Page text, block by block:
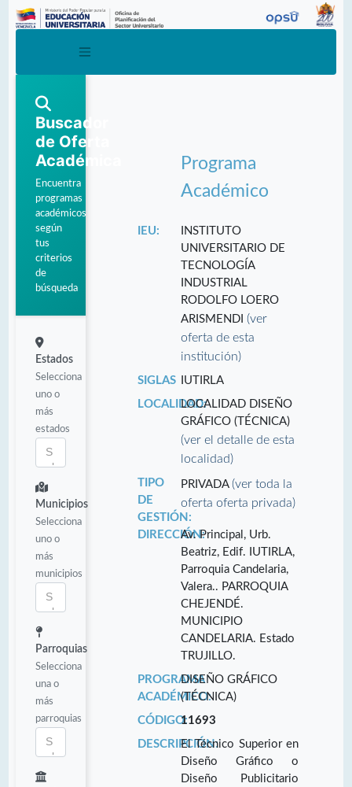
Buscador
de Oferta
Académica
Encuentra
programas
académicos
según
tus
criterios
de
búsqueda
Estados
Selecciona
uno o
más
estados
Municipios
Selecciona
uno o
más
municipios
Parroquias
Selecciona
una o
más
parroquias
Programa
Académico
IEU:
INSTITUTO
UNIVERSITARIO DE
TECNOLOGÍA
INDUSTRIAL
RODOLFO LOERO
ARISMENDI(ver
oferta de esta
institución)
SIGLAS
IUTIRLA
LOCALIDAD:LOCALIDAD DISEÑO
GRÁFICO (TÉCNICA)
(ver el detalle de esta
localidad)
TIPO
DE
GESTIÓN:
PRIVADA(ver toda la
oferta oferta privada)
DIRECCIÓN:Av. Principal, Urb.
Beatriz, Edif. IUTIRLA,
Parroquia Candelaria,
Valera.. PARROQUIA
CHEJENDÉ.
MUNICIPIO
CANDELARIA. Estado
TRUJILLO.
PROGRAMA
ACADÉMICO:
DISEÑO GRÁFICO
(TÉCNICA)
CÓDIGO:11693
DESCRIPCIÓN:El Técnico Superior en
Diseño Gráfico o
Diseño Publicitario